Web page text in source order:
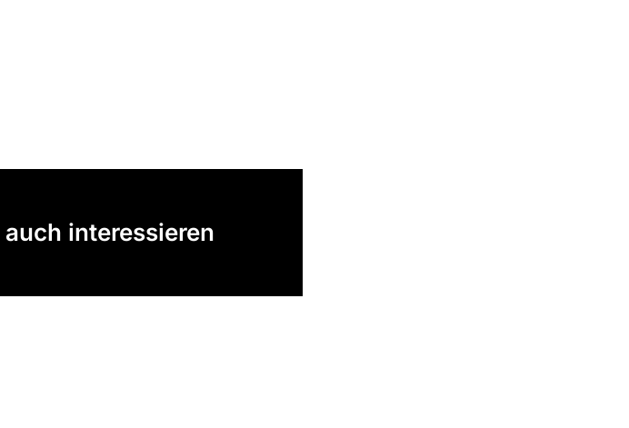
interessieren